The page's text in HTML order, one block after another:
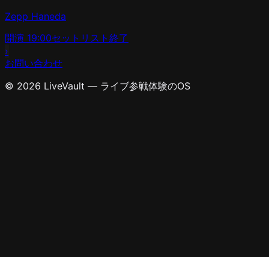
Zepp Haneda
開演 19:00セットリスト 終了
›
お問い合わせ
© 2026 LiveVault — ライブ参戦体験のOS